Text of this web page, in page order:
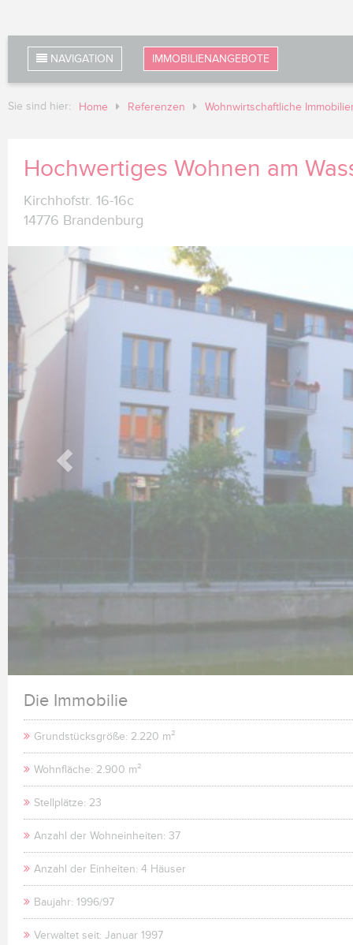
NAVIGATION IMMOBILIENANGEBOTE
Sie sind hier: Home Referenzen Wohnwirtschaftliche
Hochwertiges Wohnen am
Kirchhofstr. 16-16c
14776 Brandenburg
Die Immobilie
Grundstücksgröße: 2.220 m²
Wohnfläche: 2.900 m²
Stellplätze: 23
Anzahl der Wohneinheiten: 37
Anzahl der Einheiten: 4 Häuser
Baujahr: 1996/97
Verwaltet seit: Januar 1997